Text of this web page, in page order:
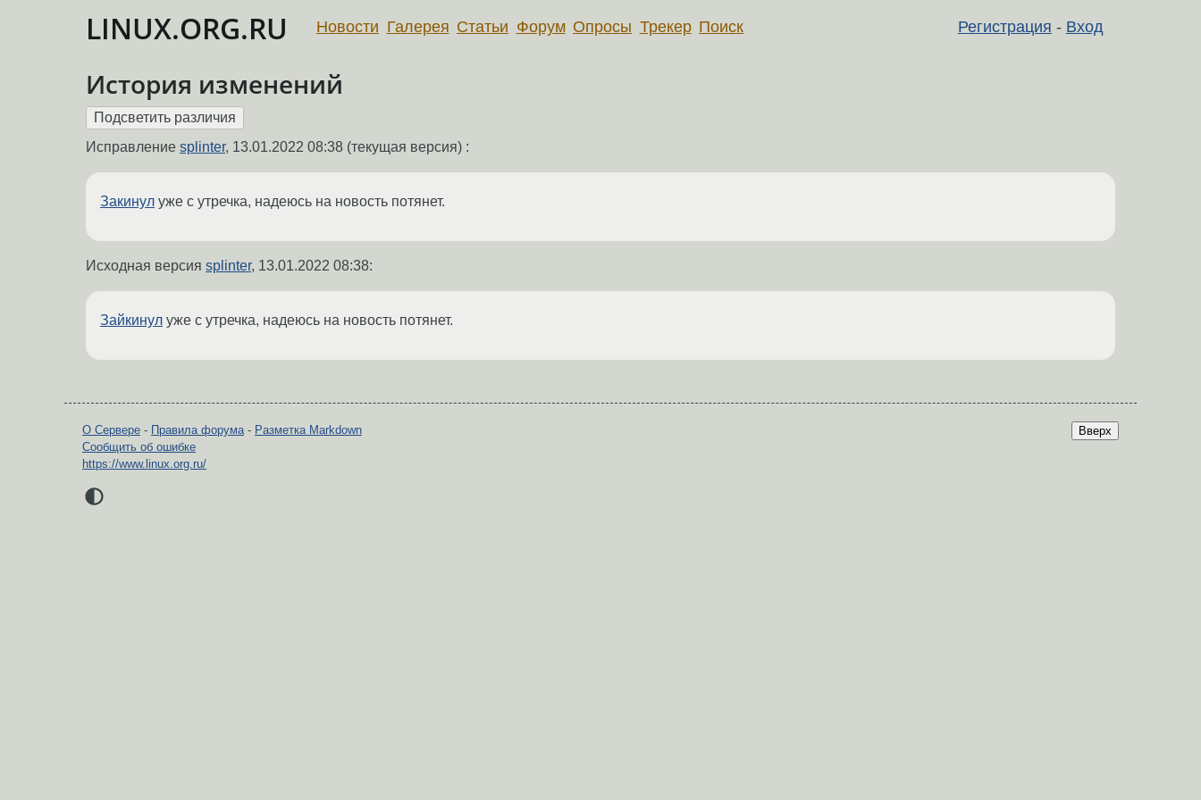
LINUX.ORG.RU Регистрация - Вход
Новости Галерея Статьи Форум Опросы Трекер Поиск
История изменений
Исправление splinter, 13.01.2022 08:38 (текущая версия) :
Закинул уже с утречка, надеюсь на новость потянет.
Исходная версия splinter, 13.01.2022 08:38:
Зайкинул уже с утречка, надеюсь на новость потянет.
Вверх
О Сервере - Правила форума- Разметка Markdown
Сообщить об ошибке
https://www.linux.org.ru/